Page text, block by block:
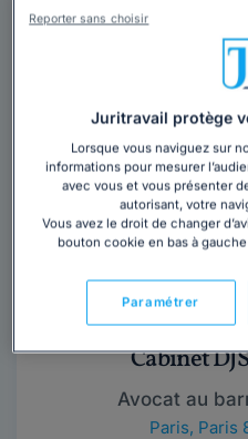
Cabinet CAP
Aix-
Contacter
Cabinet
Avocat au
Paris, Paris
Juritravail protège
Lorsque vous naviguez sur
informations pour mesurer
avec vous et vous présenter
autorisant, votre
Vous avez le droit de changer
bouton cookie en bas à
Paramétrer
Reporter sans choisir